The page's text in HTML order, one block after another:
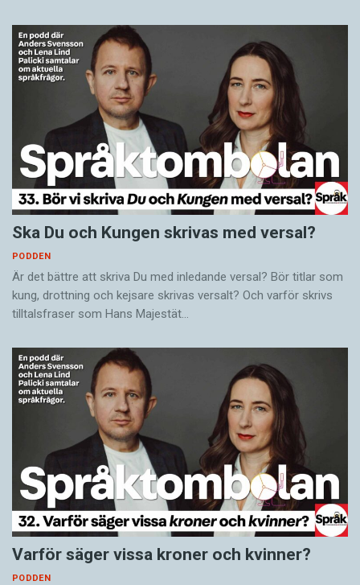
Ska Du och Kungen skrivas med versal?
PODDEN
Är det bättre att skriva Du med inledande versal? Bör titlar som
kung, drottning och kejsare skrivas versalt? Och varför skrivs
tilltalsfraser som Hans Majestät…
Varför säger vissa kroner och kvinner?
PODDEN